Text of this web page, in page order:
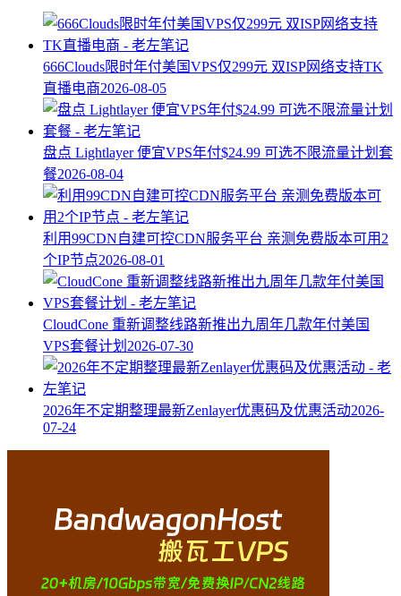
666Clouds限时年付美国VPS仅299元 双ISP网络支持TK
直播电商2026-08-05
盘点 Lightlayer 便宜VPS年付$24.99 可选不限流量计划套
餐2026-08-04
利用99CDN自建可控CDN服务平台 亲测免费版本可用2
个IP节点2026-08-01
CloudCone 重新调整线路新推出九周年几款年付美国
VPS套餐计划 2026-07-30
2026年不定期整理最新Zenlayer优惠码及优惠活动2026-
07-24